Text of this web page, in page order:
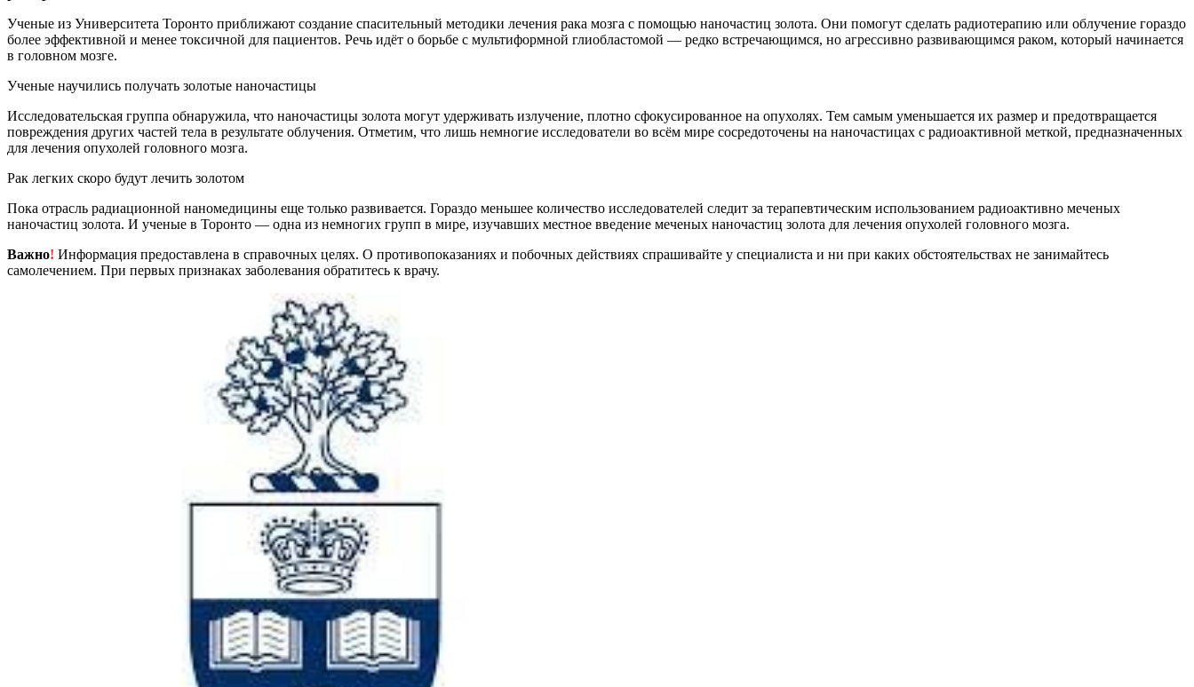
Ученые из Университета Торонто приближают создание спасительный методики лечения рака мозга с помощью наночастиц золота. Они помогут сделать радиотерапию или облучение гораздо
более эффективной и менее токсичной для пациентов. Речь идёт о борьбе с мультиформной глиобластомой — редко встречающимся, но агрессивно развивающимся раком, который начинается
в головном мозге.
Ученые научились получать золотые наночастицы
Исследовательская группа обнаружила, что наночастицы золота могут удерживать излучение, плотно сфокусированное на опухолях. Тем самым уменьшается их размер и предотвращается
повреждения других частей тела в результате облучения. Отметим, что лишь немногие исследователи во всём мире сосредоточены на наночастицах с радиоактивной меткой, предназначенных
для лечения опухолей головного мозга.
Рак легких скоро будут лечить золотом
Пока отрасль радиационной наномедицины еще только развивается. Гораздо меньшее количество исследователей следит за терапевтическим использованием радиоактивно меченых
наночастиц золота. И ученые в Торонто — одна из немногих групп в мире, изучавших местное введение меченых наночастиц золота для лечения опухолей головного мозга.
Важно! Информация предоставлена в справочных целях. О противопоказаниях и побочных действиях спрашивайте у специалиста и ни при каких обстоятельствах не занимайтесь
самолечением. При первых признаках заболевания обратитесь к врачу.